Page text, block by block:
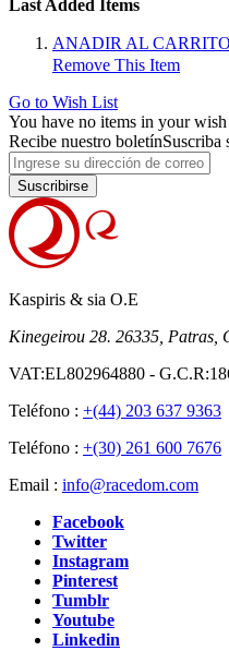
Last Added Items
ANADIR AL CARRITO
Remove This Item
Go to Wish List
You have no items in your
Recibe nuestro boletínSuscriba
Suscribirse
Kaspiris & sia O.E
Kinegeirou 28. 26335, Patras,
VAT:EL802964880 -
Teléfono : +(44) 203 637 9363
Teléfono : +(30) 261 600 7676
Email : info@racedom.com
Facebook
Twitter
Instagram
Pinterest
Tumblr
Youtube
Linkedin